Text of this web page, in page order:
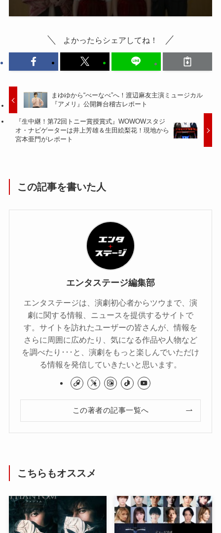
よかったらシェアしてね！
まゆゆから“べーなべ”へ！渡辺麻友主演ミュージカル
『アメリ』公開舞台稽古レポート
『生中継！第72回トニー賞授賞式』WOWOWスタジ
オ・ナビゲーターは井上芳雄＆生田絵梨花！現地から
宮本亜門がレポート
この記事を書いた人
エンタステージ編集部
エンタステージは、演劇初心者からツウまで、演
劇に関する情報、ニュースを提供するサイトで
す。サイトを訪れたユーザーの皆さんが、情報を
さらに周囲に広めたり、気になる作品や人物など
を調べたり･･･と、演劇をもっと楽しんでいただけ
る情報を発信していきたいと思います。
この著者の記事一覧へ
こちらもオススメ